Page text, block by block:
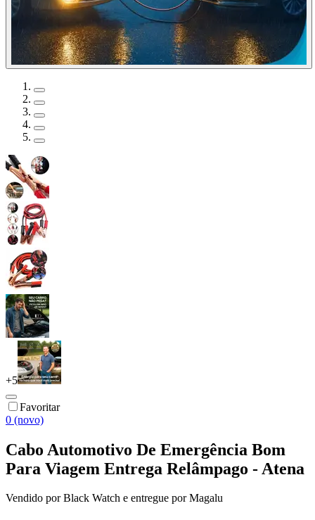
+5
Favoritar
0 (novo)
Cabo Automotivo De Emergência Bom
Para Viagem Entrega Relâmpago - Atena
Vendido porBlack Watch e entregue por Magalu